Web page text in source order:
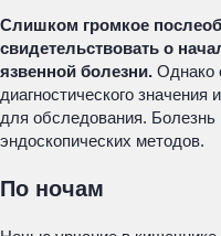
Слишком громкое
свидетельствовать о
язвенной болезни. Однако
диагностического
для обследования.
эндоскопических методов.
По ночам